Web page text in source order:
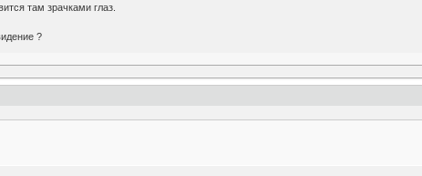
там зрачками глаз.
?